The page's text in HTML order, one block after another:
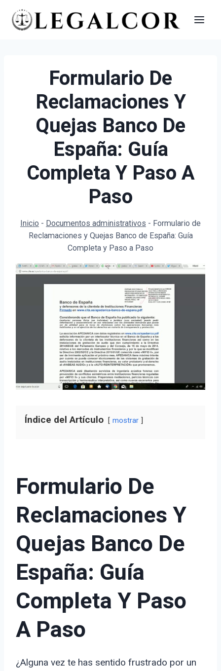
Saltar
Formulario De
Reclamaciones Y
Quejas Banco De
España: Guía
Completa Y Paso A
Paso
Inicio - Documentos administrativos - Formulario de
Reclamaciones y Quejas Banco de España: Guía
Completa y Paso a Paso
Índice del Artículo mostrar
Formulario De
Reclamaciones Y
Quejas Banco De
España: Guía
Completa Y Paso
A Paso
¿Alguna vez te has sentido frustrado por un